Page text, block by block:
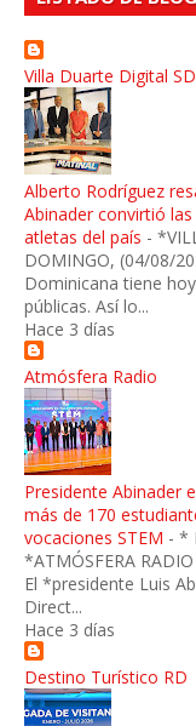
Villa Duarte Digital
Alberto Rodríguez
Abinader convirtió
atletas del país -
DOMINGO, (04/08/
Dominicana tiene
públicas. Así lo...
Hace 3 días
Atmósfera Radio
Presidente Abinader
más de 170
vocaciones STEM - *
*ATMÓSFERA
El *presidente Luis
Direct...
Hace 3 días
Destino Turístico RD